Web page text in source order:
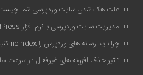
علت هک شدن سایت وردپرسی شما چیست؟ ۷ دلیل
مدیریت سایت وردپرسی با نرم افزار WordPress
چرا باید رسانه های وردپرس را noindex کنیم؟
تاثیر حذف افزونه های غیرفعال در سرعت